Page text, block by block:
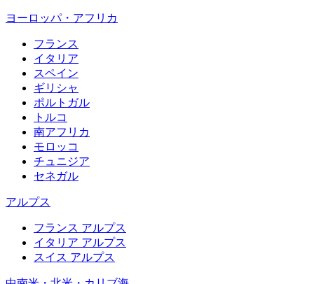
ヨーロッパ・アフリカ
フランス
イタリア
スペイン
ギリシャ
ポルトガル
トルコ
南アフリカ
モロッコ
チュニジア
セネガル
アルプス
フランス アルプス
イタリア アルプス
スイス アルプス